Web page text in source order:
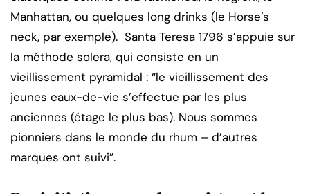
Manhattan, ou quelques long drinks (le Horse’s
neck, par exemple). Santa Teresa 1796 s’appuie sur
la méthode solera, qui consiste en un
vieillissement pyramidal : “le vieillissement des
jeunes eaux-de-vie s’effectue par les plus
anciennes (étage le plus bas). Nous sommes
pionniers dans le monde du rhum – d’autres
marques ont suivi”.